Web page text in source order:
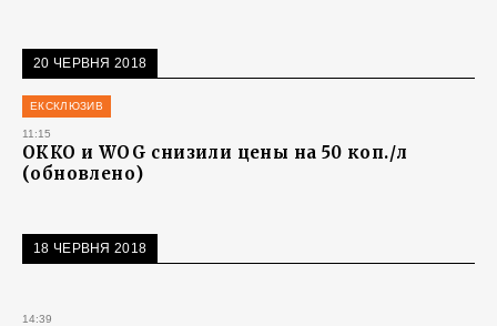
20 ЧЕРВНЯ 2018
ЕКСКЛЮЗИВ
11:15
ОККО и WOG снизили цены на 50 коп./л
(обновлено)
18 ЧЕРВНЯ 2018
14:39